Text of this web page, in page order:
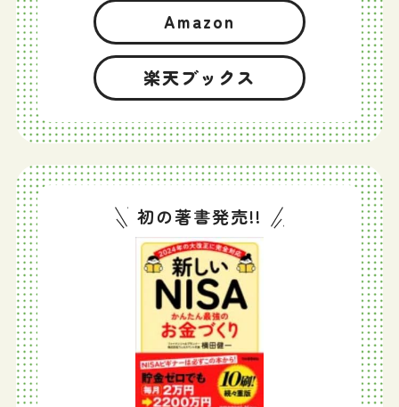
Amazon
楽天ブックス
初の著書発売!!